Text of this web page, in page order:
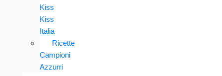
Kiss
Kiss
Italia
Ricette
Campioni
Azzurri